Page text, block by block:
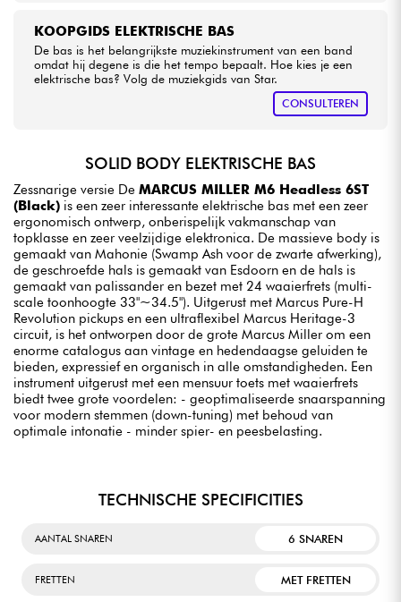
KOOPGIDS ELEKTRISCHE BAS
De bas is het belangrijkste muziekinstrument van een band
omdat hij degene is die het tempo bepaalt. Hoe kies je een
elektrische bas? Volg de muziekgids van Star.
CONSULTEREN
SOLID BODY ELEKTRISCHE BAS
Zessnarige versie De MARCUS MILLER M6 Headless 6ST
(Black) is een zeer interessante elektrische bas met een zeer
ergonomisch ontwerp, onberispelijk vakmanschap van
topklasse en zeer veelzijdige elektronica. De massieve body is
gemaakt van Mahonie (Swamp Ash voor de zwarte afwerking),
de geschroefde hals is gemaakt van Esdoorn en de hals is
gemaakt van palissander en bezet met 24 waaierfrets (multi-
scale toonhoogte 33"~34.5"). Uitgerust met Marcus Pure-H
Revolution pickups en een ultraflexibel Marcus Heritage-3
circuit, is het ontworpen door de grote Marcus Miller om een
enorme catalogus aan vintage en hedendaagse geluiden te
bieden, expressief en organisch in alle omstandigheden. Een
instrument uitgerust met een mensuur toets met waaierfrets
biedt twee grote voordelen: - geoptimaliseerde snaarspanning
voor modern stemmen (down-tuning) met behoud van
optimale intonatie - minder spier- en peesbelasting.
TECHNISCHE SPECIFICITIES
AANTAL SNAREN 6 SNAREN
FRETTEN MET FRETTEN